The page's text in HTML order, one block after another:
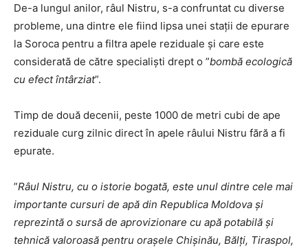
De-a lungul anilor, râul Nistru, s-a confruntat cu diverse
probleme, una dintre ele fiind lipsa unei stații de epurare
la Soroca pentru a filtra apele reziduale și care este
considerată de către specialiști drept o ”bombă ecologică
cu efect întârziat”.
Timp de două decenii, peste 1000 de metri cubi de ape
reziduale curg zilnic direct în apele râului Nistru fără a fi
epurate.
”Râul Nistru, cu o istorie bogată, este unul dintre cele mai
importante cursuri de apă din Republica Moldova și
reprezintă o sursă de aprovizionare cu apă potabilă şi
tehnică valoroasă pentru orașele Chișinău, Bălți, Tiraspol,